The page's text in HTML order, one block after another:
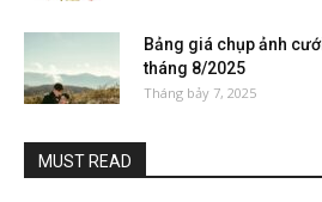
Bảng giá chụp ảnh
tháng 8/2025
Tháng bảy 7, 2025
MUST READ